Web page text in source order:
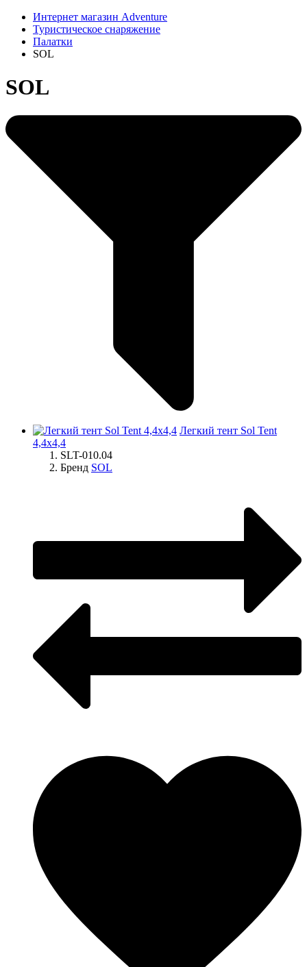
Интернет магазин Adventure
Туристическое снаряжение
Палатки
SOL
SOL
Легкий тент Sol Tent
4,4x4,4
SLT-010.04
Бренд SOL